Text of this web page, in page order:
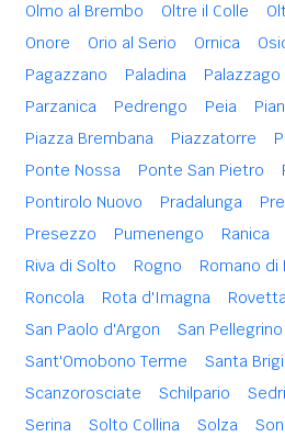
Olmo al Brembo
Oltre il Colle
Onore
Orio al Serio Ornica
Pagazzano
Paladina Palazzago
Parzanica
Pedrengo Peia
Piazza Brembana
Piazzatorre
Ponte Nossa
Ponte San Pietro
Pontirolo Nuovo
Pradalunga
Presezzo
Pumenengo Ranica
Riva di Solto
Rogno Romano di
Roncola
Rota d'Imagna
San Paolo d'Argon
San
Sant'Omobono Terme
Santa
Scanzorosciate
Schilpario
Serina
Solto Collina Solza